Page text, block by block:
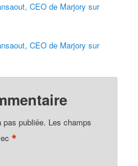
CEO de Marjory sur
CEO de Marjory sur
pas publiée. Les champs
*